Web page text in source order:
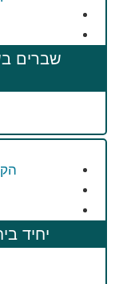
שברים
יחיד